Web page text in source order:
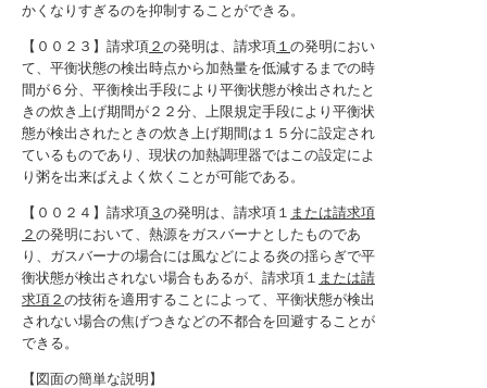
かくなりすぎるのを抑制することができる。
【００２３】請求項 ２ の発明は、請求項 １ の発明におい
て、平衡状態の検出時点から加熱量を低減するまでの時
間が６分、平衡検出手段により平衡状態が検出されたと
きの炊き上げ期間が２２分、上限規定手段により平衡状
態が検出されたときの炊き上げ期間は１５分に設定され
ているものであり、現状の加熱調理器ではこの設定によ
り粥を出来ばえよく炊くことが可能である。
【００２４】請求項 ３ の発明は、請求項１ または請求項
２ の発明において、熱源をガスバーナとしたものであ
り、ガスバーナの場合には風などによる炎の揺らぎで平
衡状態が検出されない場合もあるが、請求項１ または請
求項２ の技術を適用することによって、平衡状態が検出
されない場合の焦げつきなどの不都合を回避することが
できる。
【図面の簡単な説明】